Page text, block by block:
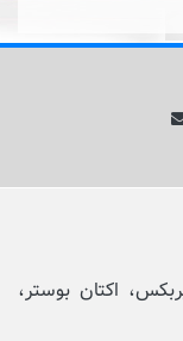
اکتان بوستر،